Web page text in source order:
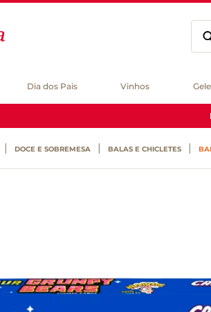
Dia dos Pais Vinhos
DOCE E SOBREMESA BALAS E CHICLETES